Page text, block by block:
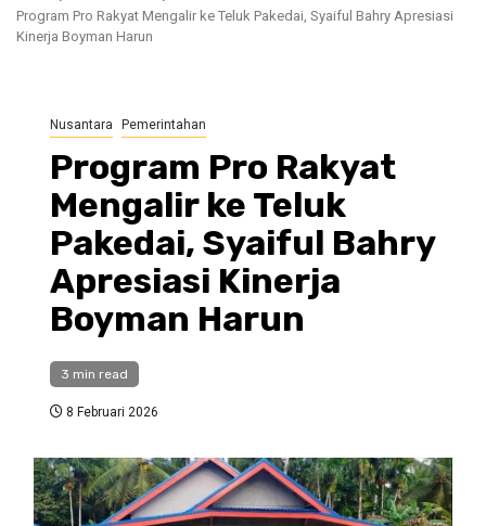
Program Pro Rakyat Mengalir ke Teluk Pakedai, Syaiful Bahry Apresiasi
Kinerja Boyman Harun
Nusantara Pemerintahan
Program Pro Rakyat
Mengalir ke Teluk
Pakedai, Syaiful Bahry
Apresiasi Kinerja
Boyman Harun
3 min read
8 Februari 2026